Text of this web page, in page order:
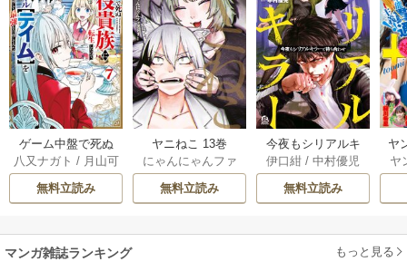
ゲーム中盤で死ぬ
悪役貴族に転生し
たので、外れスキ
ル【テイム】を駆
してみた 7巻
八又ナガト / 月山可
也
無料立読み
ヤニねこ 13巻
にゃんにゃんファ
クトリー
無料立読み
今夜もシリアルキ
ラーと待ち合わせ 5
巻
伊口紺 /中村優児
無料立読み
ヤ
ヤ
マンガ雑誌ランキング もっと見る